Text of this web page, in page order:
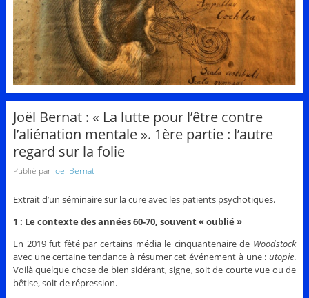
Joël Bernat : « La lutte pour l’être contre
l’aliénation mentale ». 1ère partie : l’autre
regard sur la folie
Publié par Joel Bernat
Extrait d’un séminaire sur la cure avec les patients psychotiques.
1 : Le contexte des années 60-70, souvent « oublié »
En 2019 fut fêté par certains média le cinquantenaire de Woodstock
avec une certaine tendance à résumer cet événement à une :utopie.
Voilà quelque chose de bien sidérant, signe, soit de courte vue ou de
bêtise, soit de répression.